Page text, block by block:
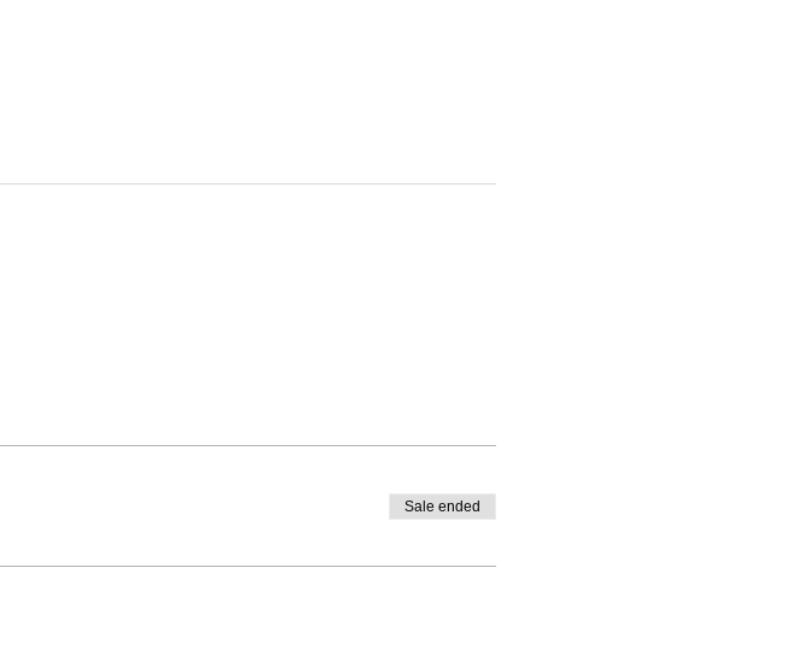
Sale ended